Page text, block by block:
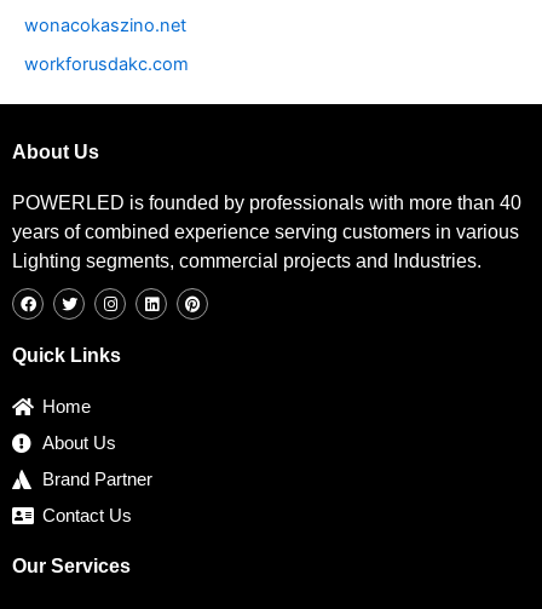
wonacokaszino.net
workforusdakc.com
About Us
POWERLED is founded by professionals with more than 40
years of combined experience serving customers in various
Lighting segments, commercial projects and Industries.
a
c
o
w
i
t
e
n
s
g
i
n
i
n
Quick Links
Home
About Us
Brand Partner
Contact Us
Our Services